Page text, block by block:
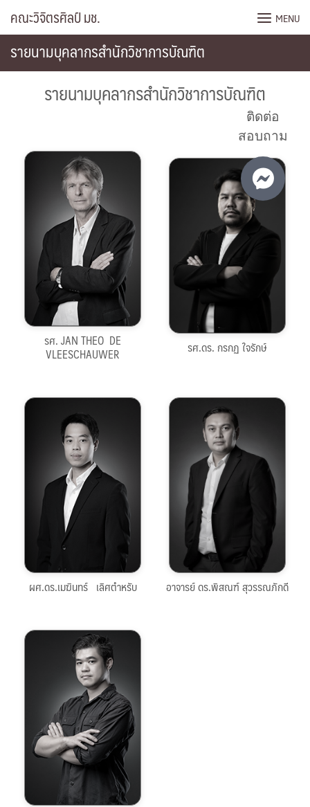
คณะวิจิตรศิลป์ มช. MENU
รายนามบุคลากรสำนักวิชาการบัณฑิต
รายนามบุคลากรสำนักวิชาการบัณฑิต
053-
944804
jantheo.d@cmu.ac.th
คลิกดูประวัติ
รศ. JAN THEO DE
VLEESCHAUWER
053-
944855
korakot.jairak@cmu.ac.th
คลิกดูประวัติ
รศ.ดร. กรกฏ ใจรักษ์
053-
944855
maykin.l@cmu.ac.th
คลิกดูประวัติ
ผศ.ดร.เมฆินทร์ เลิศตำหรับ
053-
944804
pison.s@cmu.ac.th
คลิกดูประวัติ
อาจารย์ ดร.พิสณฑ์ สุวรรณภักดี
053-
944855
arsid.k@cmu.ac.th
คลิกดูประวัติ
ติดต่อ
สอบถาม